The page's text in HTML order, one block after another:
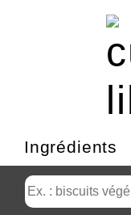
Ingrédients